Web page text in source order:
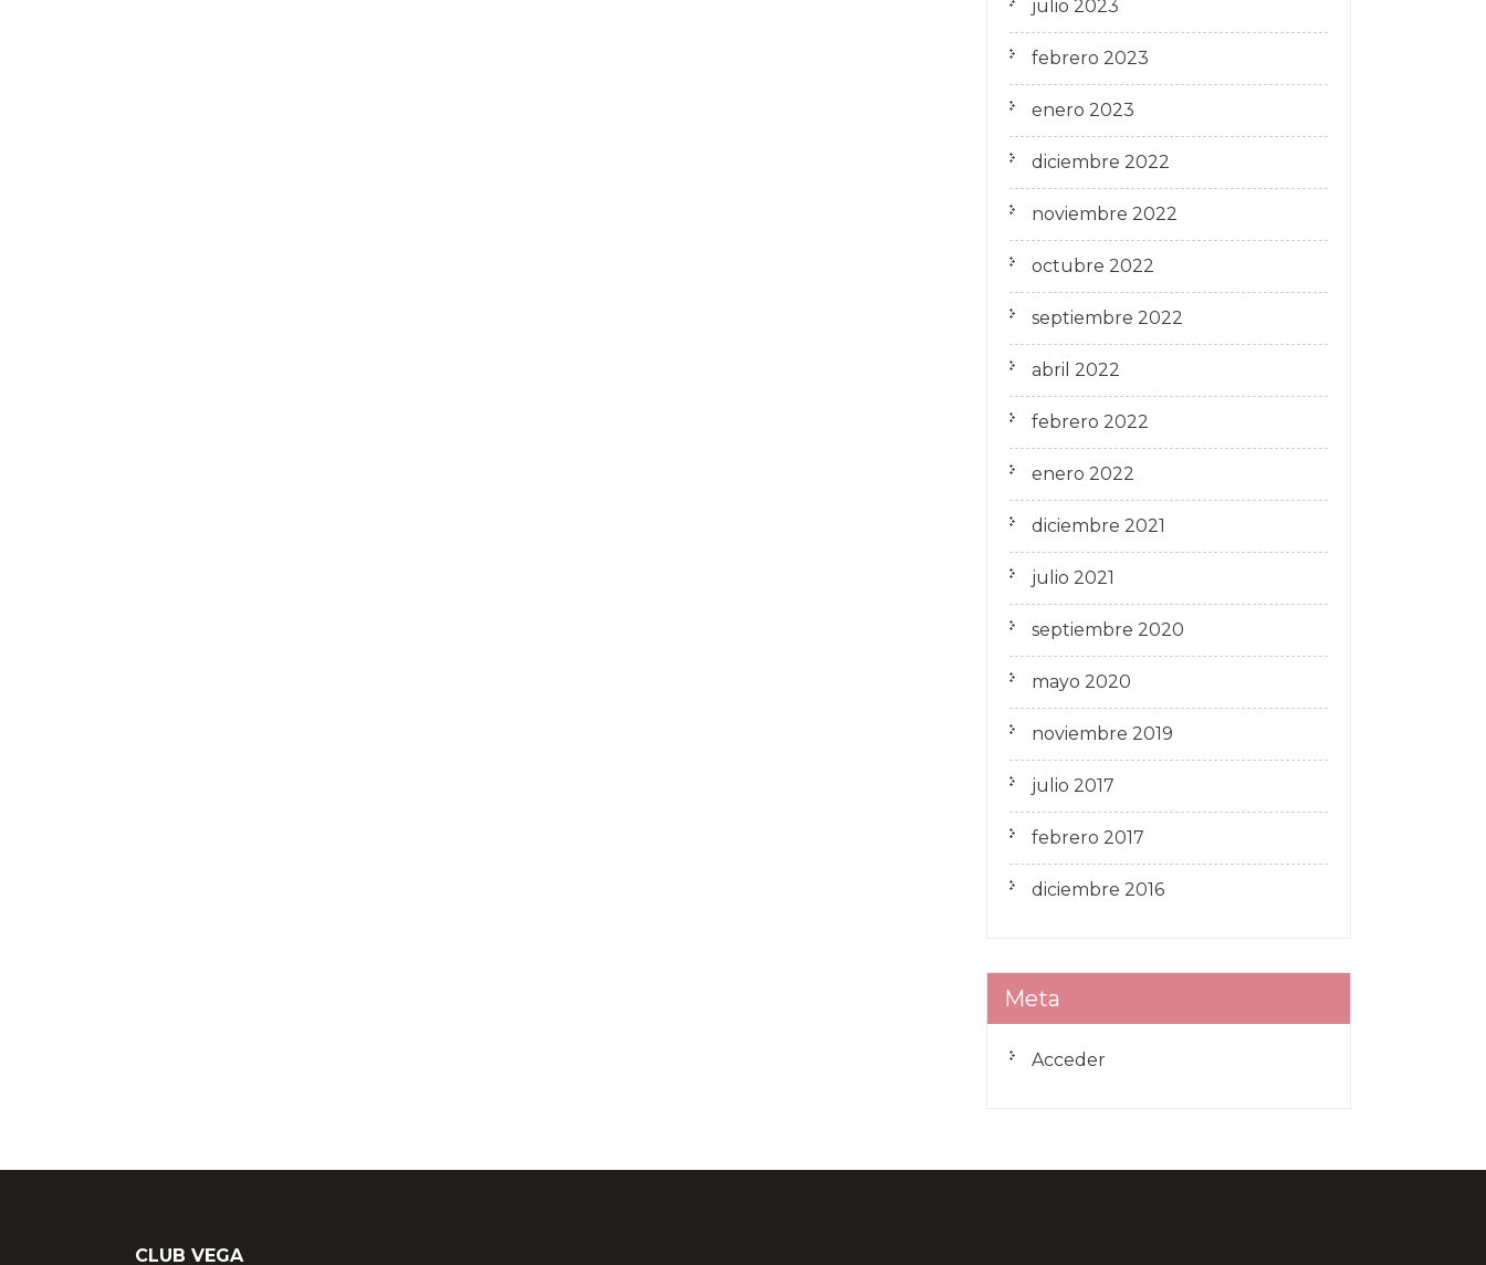
julio 2023
febrero 2023
enero 2023
diciembre 2022
noviembre 2022
octubre 2022
septiembre 2022
abril 2022
febrero 2022
enero 2022
diciembre 2021
julio 2021
septiembre 2020
mayo 2020
noviembre 2019
julio 2017
febrero 2017
diciembre 2016
Meta
Acceder
CLUB VEGA